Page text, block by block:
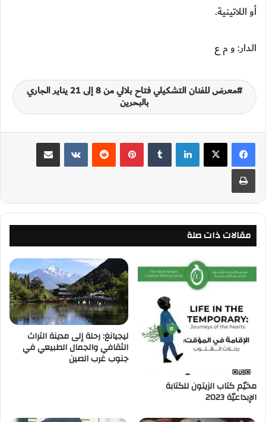
أو اللاتينية.
الدار: و م ع
معرض للفنان التشكيلي فتاح بلالي من 8 إلى 21 يناير الجاري
بالبحرين
لينكدإن بينتيريست
مقالات ذات صلة
مخيّم كتاب الزيتون للكتابة
الإبداعيّة 2023
ليجيانغ: رحلة إلى مدينة التراث
الثقافي والجمال الطبيعي في
جنوب غرب الصين